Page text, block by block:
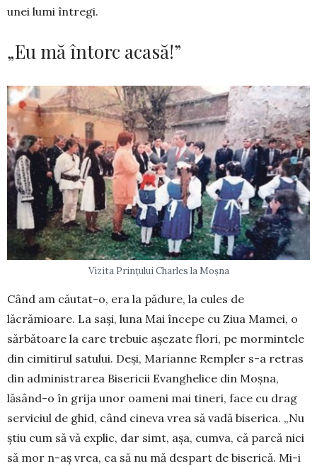
unei lumi în­tregi.
„Eu mă întorc acasă!”
Vizita Prințului Charles la Moșna
Când am căutat-o, era la pădure, la cules de
lăcrămioare. La sași, luna Mai începe cu Ziua Mamei, o
sărbătoare la care trebuie așezate flori, pe mor­min­tele
din cimitirul satului. Deși, Ma­rianne Rempler s-a retras
din adminis­trarea Bisericii Evanghelice din Moș­na,
lăsând-o în grija unor oameni mai tineri, face cu drag
serviciul de ghid, când cineva vrea să vadă biserica. „Nu
știu cum să vă explic, dar simt, așa, cumva, că parcă nici
să mor n-aș vrea, ca să nu mă despart de biserică. Mi-i